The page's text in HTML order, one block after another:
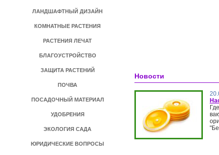
ЛАНДШАФТНЫЙ ДИЗАЙН
КОМНАТНЫЕ РАСТЕНИЯ
РАСТЕНИЯ ЛЕЧАТ
БЛАГОУСТРОЙСТВО
ЗАЩИТА РАСТЕНИЙ
ПОЧВА
ПОСАДОЧНЫЙ МАТЕРИАЛ
УДОБРЕНИЯ
ЭКОЛОГИЯ САДА
ЮРИДИЧЕСКИЕ ВОПРОСЫ
Новости